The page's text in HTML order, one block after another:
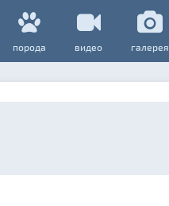
порода видео галерея